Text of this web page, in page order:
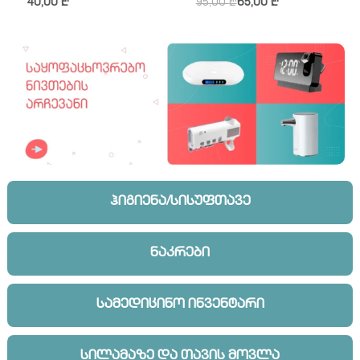
ჰიგიენა/სისუფთავე
ნაკრები
სამედიცინო ინვენტარი
სილამაზე და თავის მოვლა
40,00 ₾ 95,00₾65,00 ₾